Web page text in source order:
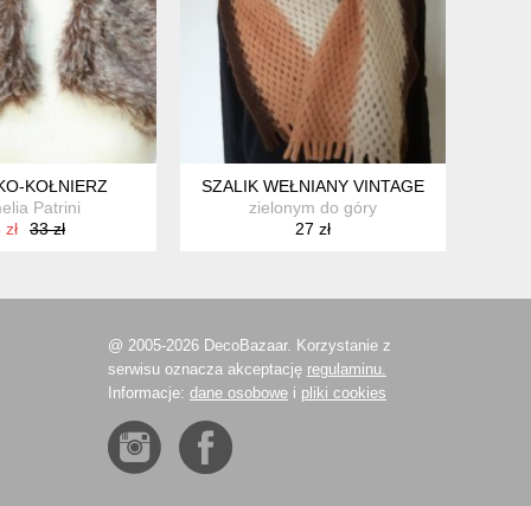
KOŁNIERZ
Patrini
33 zł
SZALIK WEŁNIANY VINTAGE
zielonym do góry
27 zł
@ 2005-2026 DecoBazaar. Korzystanie z
serwisu oznacza akceptację regulaminu.
Informacje: dane osobowe i pliki cookies